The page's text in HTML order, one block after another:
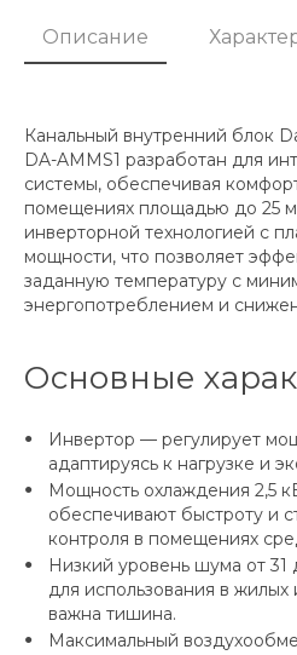
Описание
Канальный внутренний блок
DA-AMMS1 разработан для
системы, обеспечивая
помещениях площадью до 25
инверторной технологией с
мощности, что позволяет
заданную температуру с
энергопотреблением и
Основные
Инвертор — регулирует
адаптируясь к нагрузке и
Мощность охлаждения 2,5
обеспечивают быстроту и
контроля в помещениях
Низкий уровень шума от
для использования в жилых
важна тишина.
Максимальный